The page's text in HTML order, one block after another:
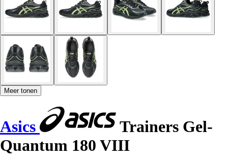
Meer tonen
Asics
Trainers Gel-
Quantum 180 VIII